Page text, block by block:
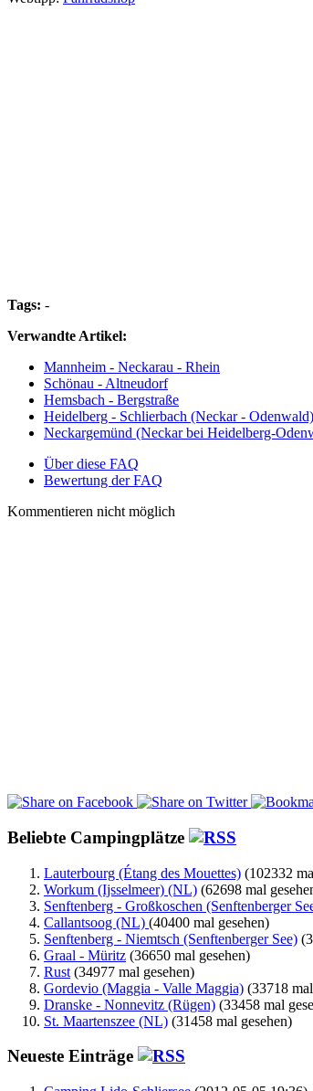
Tags: -
Verwandte Artikel:
Mannheim - Neckarau - Rhein
Schönau - Altneudorf
Hemsbach - Bergstraße
Heidelberg - Schlierbach (Neckar - Odenwald)
Neckargemünd (Neckar bei Heidelberg-
Über diese FAQ
Bewertung der FAQ
Kommentieren nicht möglich
Beliebte Campingplätze
Lauterbourg (Étang des Mouettes) (102332
Workum (Ijsselmeer) (NL) (62698 mal
Senftenberg - Großkoschen (Senftenberger
Callantsoog (NL) (40400 mal gesehen)
Senftenberg - Niemtsch (Senftenberger See)
Graal - Müritz (36650 mal gesehen)
Rust (34977 mal gesehen)
Gordevio (Maggia - Valle Maggia) (33718
Dranske - Nonnevitz (Rügen) (33458 mal
St. Maartenszee (NL) (31458 mal gesehen)
Neueste Einträge